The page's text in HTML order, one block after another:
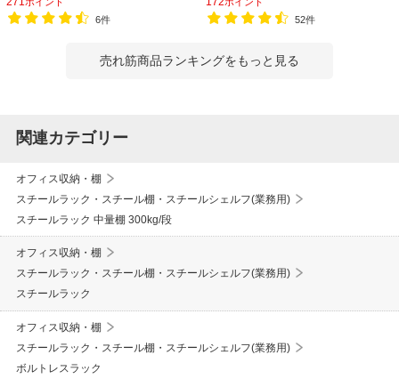
ック
6件
52件
売れ筋商品ランキングをもっと見る
関連カテゴリー
オフィス収納・棚
スチールラック・スチール棚・スチールシェルフ(業務用)
スチールラック 中量棚 300kg/段
オフィス収納・棚
スチールラック・スチール棚・スチールシェルフ(業務用)
スチールラック
オフィス収納・棚
スチールラック・スチール棚・スチールシェルフ(業務用)
ボルトレスラック